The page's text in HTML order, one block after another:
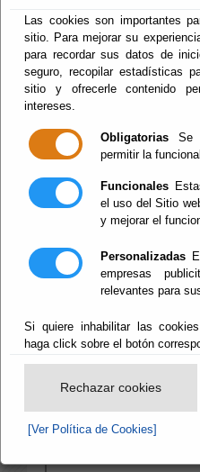
Las cookies son importantes
sitio. Para mejorar su
para recordar sus datos de
seguro, recopilar estadísticas
sitio y ofrecerle contenido
intereses.
Obligatorias Se
permitir la
Funcionales
el uso del Sitio
y mejorar el
Personalizadas
empresas
relevantes para
Si quiere inhabilitar las
haga click sobre el botón
Rechazar cookies
[Ver Política de Cookies]
Destacados
Premio salud Ana Amalia